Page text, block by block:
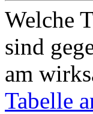
Welche
sind
am
Tabelle